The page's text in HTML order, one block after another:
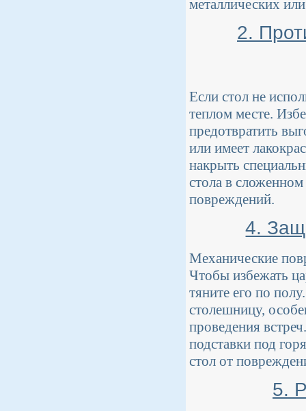
металлических
2.
Если стол не
теплом месте.
предотвратить
или имеет
накрыть
стола в
повреждений.
4.
Механические
Чтобы избежать
тяните его по
столешницу,
проведения
подставки под
стол от
5.